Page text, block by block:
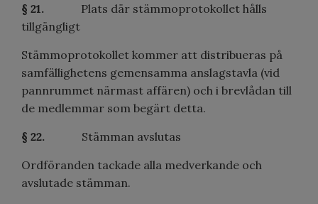
§ 21.
Plats där stämmoprotokollet hålls
tillgängligt
Stämmoprotokollet kommer att distribueras på
samfällighetens gemensamma anslagstavla (vid
pannrummet närmast affären) och i brevlådan till
de medlemmar som begärt detta.
§ 22.
Stämman avslutas
Ordföranden tackade alla medverkande och
avslutade stämman.